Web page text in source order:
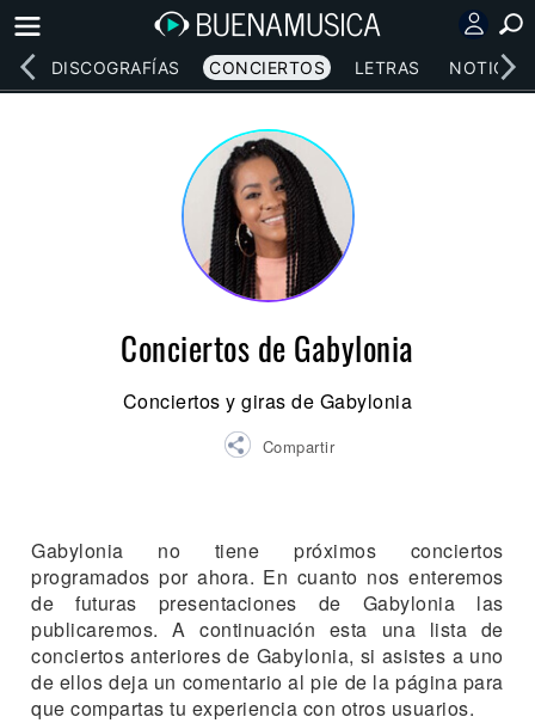
DISCOGRAFÍAS CONCIERTOS LETRAS NOTICIAS
Conciertos de Gabylonia
Conciertos y giras de Gabylonia
Compartir
Gabylonia no tiene próximos conciertos
programados por ahora. En cuanto nos enteremos
de futuras presentaciones de Gabylonia las
publicaremos. A continuación esta una lista de
conciertos anteriores de Gabylonia, si asistes a uno
de ellos deja un comentario al pie de la página para
que compartas tu experiencia con otros usuarios.